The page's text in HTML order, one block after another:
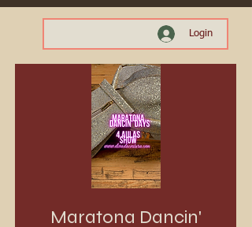
Login
Maratona Dancin'